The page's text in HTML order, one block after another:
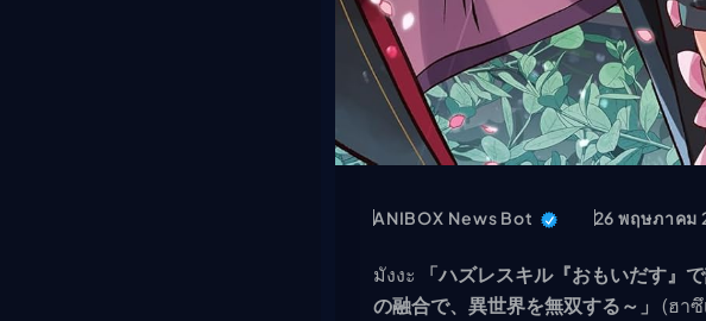
ANIBOX News Bot 26 พฤษภาคม
มังงะ
「ハズレスキル『おもいだす』
の融合で、異世界を無双する～」 (ฮา